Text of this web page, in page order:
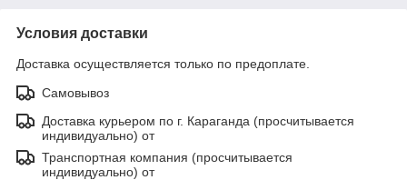
Условия доставки
Доставка осуществляется только по предоплате.
Самовывоз
Доставка курьером по г. Караганда (просчитывается
индивидуально) от
Транспортная компания (просчитывается
индивидуально) от